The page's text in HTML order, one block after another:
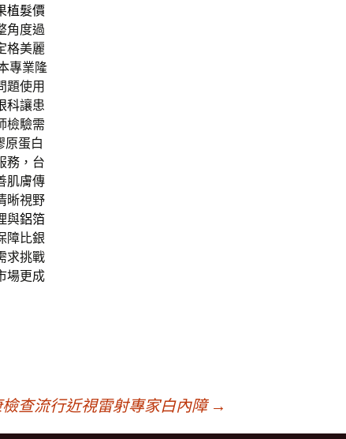
植髮價
角度過
格美麗
專業隆
題使用
科讓患
檢驗需
原蛋白
務，台
肌膚傳
晰視野
與鋁箔
障比銀
求挑戰
場更成
查流行近視雷射專家白內障 →